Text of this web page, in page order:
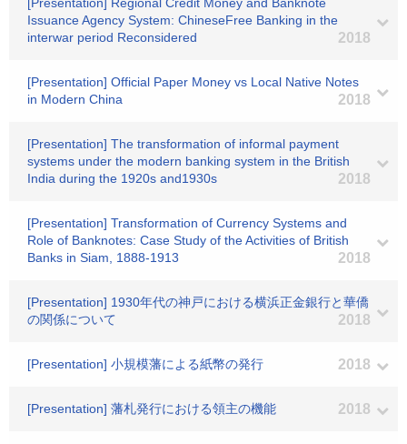
Issuance Agency System: ChineseFree Banking in the
interwar period Reconsidered
2018
[Presentation] Official Paper Money vs Local Native Notes
in Modern China
2018
[Presentation] The transformation of informal payment
systems under the modern banking system in the British
India during the 1920s and1930s
2018
[Presentation] Transformation of Currency Systems and
Role of Banknotes: Case Study of the Activities of British
Banks in Siam, 1888-1913
2018
[Presentation] 1930年代の神戸における横浜正金銀行と華僑
の関係について
2018
[Presentation] 小規模藩による紙幣の発行 2018
[Presentation] 藩札発行における領主の機能 2018